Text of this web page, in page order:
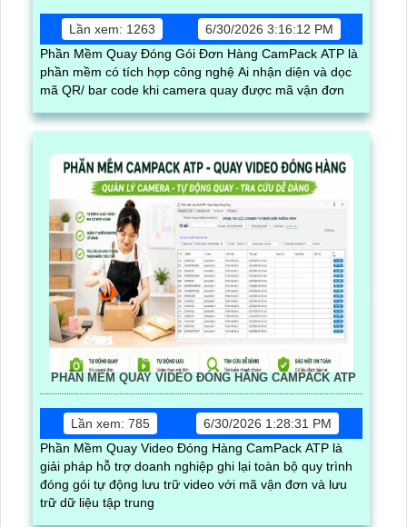
Lần xem: 1263
6/30/2026 3:16:12 PM
Phần Mềm Quay Đóng Gói Đơn Hàng CamPack ATP là
phần mềm có tích hợp công nghệ Ai nhận diện và dọc
mã QR/ bar code khi camera quay được mã vận đơn
PHẦN MỀM QUAY VIDEO ĐÓNG HÀNG CAMPACK ATP
Lần xem: 785
6/30/2026 1:28:31 PM
Phần Mềm Quay Video Đóng Hàng CamPack ATP là
giải pháp hỗ trợ doanh nghiệp ghi lại toàn bộ quy trình
đóng gói tự động lưu trữ video với mã vận đơn và lưu
trữ dữ liệu tập trung